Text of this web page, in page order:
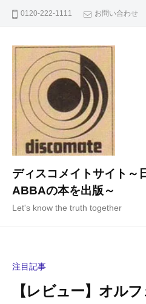
0120-222-1111 お問い合わせ
ディスコメイトサイト～
ABBAの本を出版～
Let's know the truth together
注目記事
【レビュー】オル